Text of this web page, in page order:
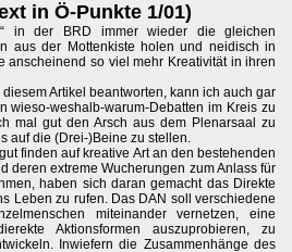
in Ö-Punkte 1/01)
in der BRD immer wieder die gleichen
aus der Mottenkiste holen und neidisch in
anscheinend so viel mehr Kreativität in ihren
Artikel beantworten, kann ich auch gar
wieso-weshalb-warum-Debatten im Kreis zu
mal gut den Arsch aus dem Plenarsaal zu
auf die (Drei-)Beine zu stellen.
finden auf kreative Art an den bestehenden
deren extreme Wucherungen zum Anlass für
haben sich daran gemacht das Direkte
Leben zu rufen. Das DAN soll verschiedene
miteinander vernetzen, eine
Aktionsformen auszuprobieren, zu
Inwiefern die Zusammenhänge des